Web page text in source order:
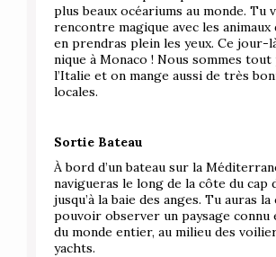
plus beaux océariums au monde. Tu
rencontre magique avec les animaux
en prendras plein les yeux. Ce jour-
nique à Monaco ! Nous sommes
l’Italie et on mange aussi de très
locales.
Sortie Bateau
À bord d’un bateau sur la
navigueras le long de la côte du cap
jusqu’à la baie des anges. Tu auras la
pouvoir observer un paysage connu
du monde entier, au milieu des
yachts.